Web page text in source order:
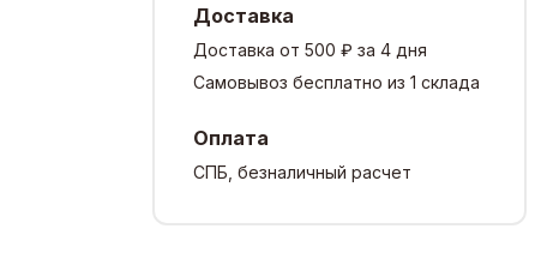
Доставка
Доставка от 500 ₽ за 4 дня
Самовывоз бесплатно из 1 склада
Оплата
СПБ, безналичный расчет